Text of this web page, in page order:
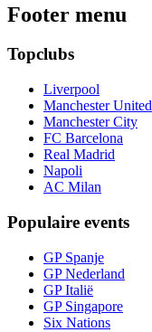
Footer menu
Topclubs
Liverpool
Manchester United
Manchester City
FC Barcelona
Real Madrid
Napoli
AC Milan
Populaire events
GP Spanje
GP Nederland
GP Italië
GP Singapore
Six Nations